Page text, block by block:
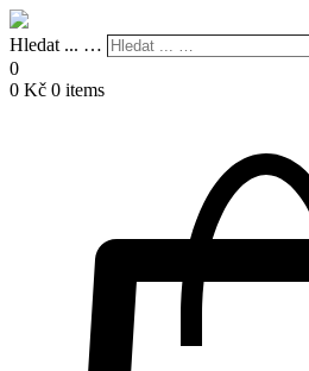
Hledat ... …
0
0 Kč 0 items